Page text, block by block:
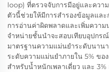
loop) ที่ตรวจจับการมีอยู่และควา
ตัวนี้ช่วยให้มีการสำรองข้อมูลแล
การอ่านค่าผิดพลาดและเพิ่มควา
จำหน่ายชั้นนำจะสอบเทียบอุปกร
มาตรฐานความแม่นยำระดับนาน
ระดับความแม่นยำภายใน 5% ข
สำหรับน้ำหนักเพลาเดี่ยว และ